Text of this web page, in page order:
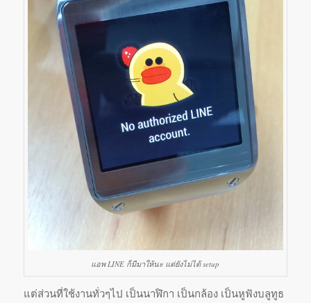
แอพ LINE ก็มีมาให้นะ แต่ยังไม่ได้ setup
แต่ส่วนที่ใช้งานทั่วๆไป เป็นนาฬิกา เป็นกล้อง เป็นหูฟังบลูทูธ